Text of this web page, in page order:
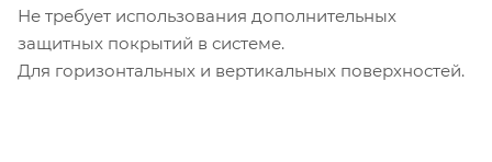
Не требует использования дополнительных
защитных покрытий в системе.
Для горизонтальных и вертикальных поверхностей.